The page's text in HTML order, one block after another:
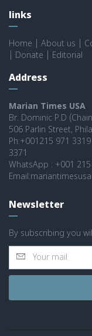
links
Home About us
Donate Editorial
Address
Marian Times USA
Br. Dominic P.D
506 Parlin Street,
Ph:+001215 971
3371
WhatsApp : +001 215
Newsletter
By subscribing you